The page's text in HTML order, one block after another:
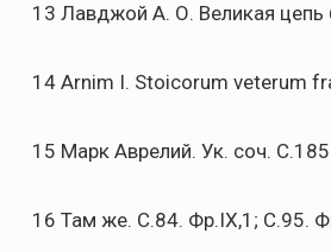
13 Лавджой А. О. Великая
14 Arnim I. Stoicorum veterum
15 Марк Аврелий. Ук. соч.
16 Там же. С.84. Фр.IX,1; С.95.